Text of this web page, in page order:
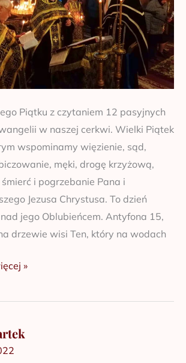
Piątku z czytaniem 12 pasyjnych
w naszej cerkwi. Wielki Piątek
wspominamy więzienie, sąd,
męki, drogę krzyżową,
i pogrzebanie Pana i
Jezusa Chrystusa. To dzień
jego Oblubieńcem. Antyfona 15,
drzewie wisi Ten, który na wodach
»